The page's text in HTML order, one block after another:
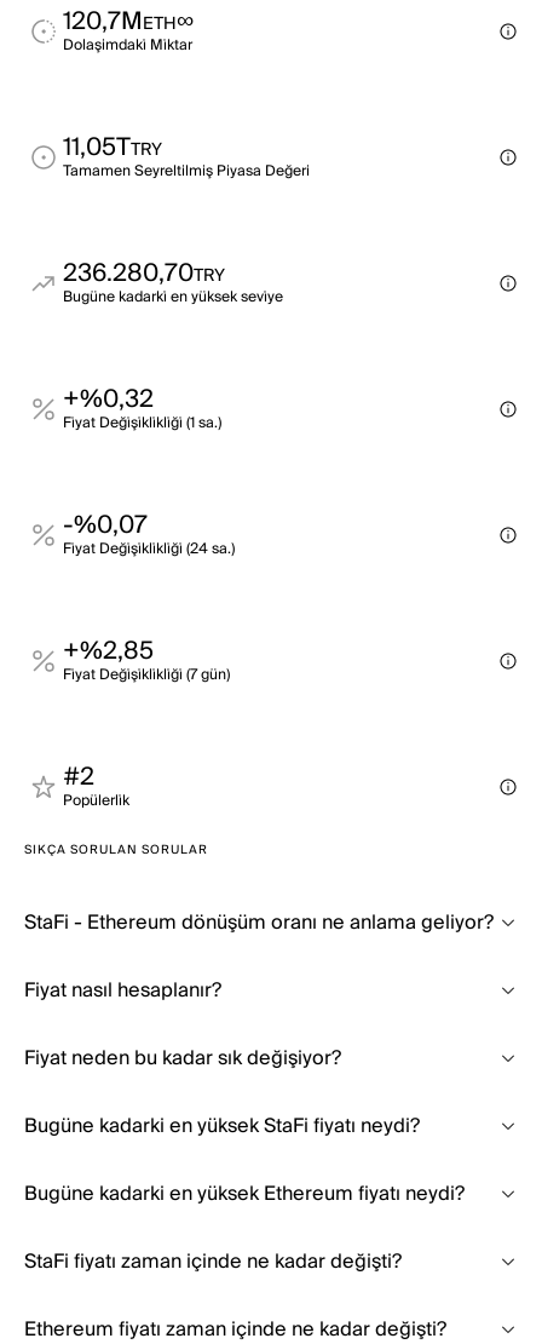
120,7METH∞
Dolaşimdaki̇ Mi̇ktar
11,05TTRY
Tamamen Seyreltilmiş Piyasa Değeri
236.280,70TRY
Bugüne kadarki̇ en yüksek sevi̇ye
+%0,32
Fi̇yat Deği̇şi̇kli̇kli̇ği̇ (1 sa.)
-%0,07
Fi̇yat Deği̇şi̇kli̇kli̇ği̇ (24 sa.)
+%2,85
Fi̇yat Deği̇şi̇kli̇kli̇ği̇ (7 gün)
#2
Popülerli̇k
SIKÇA SORULAN SORULAR
StaFi - Ethereum dönüşüm oranı ne anlama geliyor?
Fiyat nasıl hesaplanır?
Fiyat neden bu kadar sık değişiyor?
Bugüne kadarki en yüksek StaFi fiyatı neydi?
Bugüne kadarki en yüksek Ethereum fiyatı neydi?
StaFi fiyatı zaman içinde ne kadar değişti?
Ethereum fiyatı zaman içinde ne kadar değişti?